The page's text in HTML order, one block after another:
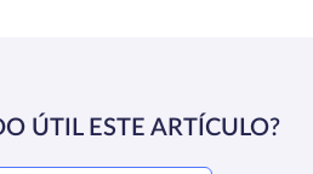
ÚTIL ESTE ARTÍCULO?